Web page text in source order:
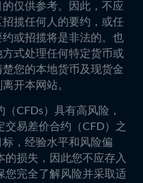
仅供参考。因此，不应
揽任何人的要约，或任
或招揽将是非法的。也
式处理任何特定货币或
您的本地货币及现货金
开本网站。
CFDs）具有高风险，
交易差价合约（CFD）之
，经验水平和风险偏
损失，因此您不应存入
您完全了解风险并采取适